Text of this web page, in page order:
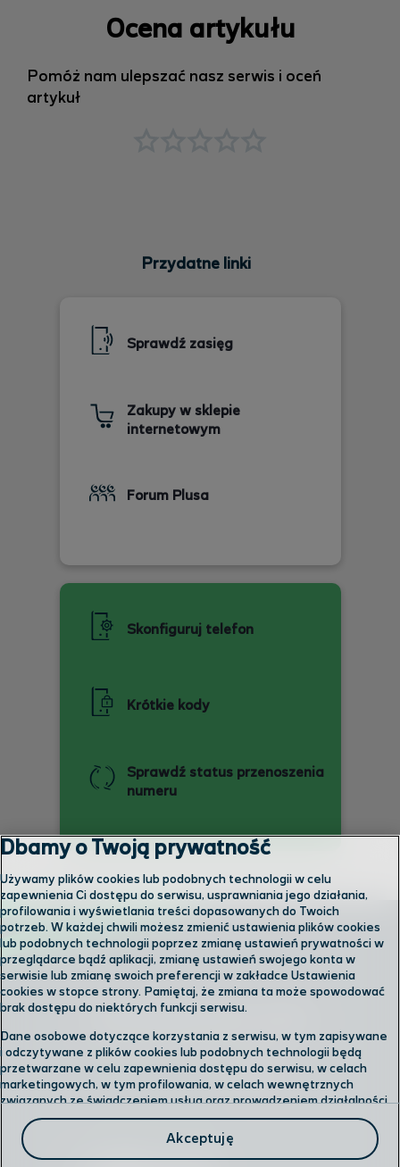
Ocena artykułu
Pomóż nam ulepszać nasz serwis i oceń
artykuł
Przydatne linki
Sprawdź zasięg
Zakupy w sklepie
internetowym
Forum Plusa
Skonfiguruj telefon
Krótkie kody
Sprawdź status przenoszenia
numeru
Skontaktuj się z nami
Odwiedź nas w salonie
Formularz kontaktowy
Dbamy o Twoją prywatność
Używamy plików cookies lub podobnych technologii w celu
zapewnienia Ci dostępu do serwisu, usprawniania jego działania,
profilowania i wyświetlania treści dopasowanych do Twoich
potrzeb. W każdej chwili możesz zmienić ustawienia plików cookies
lub podobnych technologii poprzez zmianę ustawień prywatności w
przeglądarce bądź aplikacji, zmianę ustawień swojego konta w
serwisie lub zmianę swoich preferencji w zakładce Ustawienia
cookies w stopce strony. Pamiętaj, że zmiana ta może spowodować
brak dostępu do niektórych funkcji serwisu.
Dane osobowe dotyczące korzystania z serwisu, w tym zapisywane
i odczytywane z plików cookies lub podobnych technologii będą
przetwarzane w celu zapewnienia dostępu do serwisu, w celach
marketingowych, w tym profilowania, w celach wewnętrznych
związanych ze świadczeniem usług oraz prowadzeniem działalności
gospodarczej, w tym dowodowych, analitycznych i statystycznych,
wykrywania i eliminowania nadużyć oraz w celu wykonywania
obowiązków wynikających z przepisów prawa. Administratorem
Akceptuję